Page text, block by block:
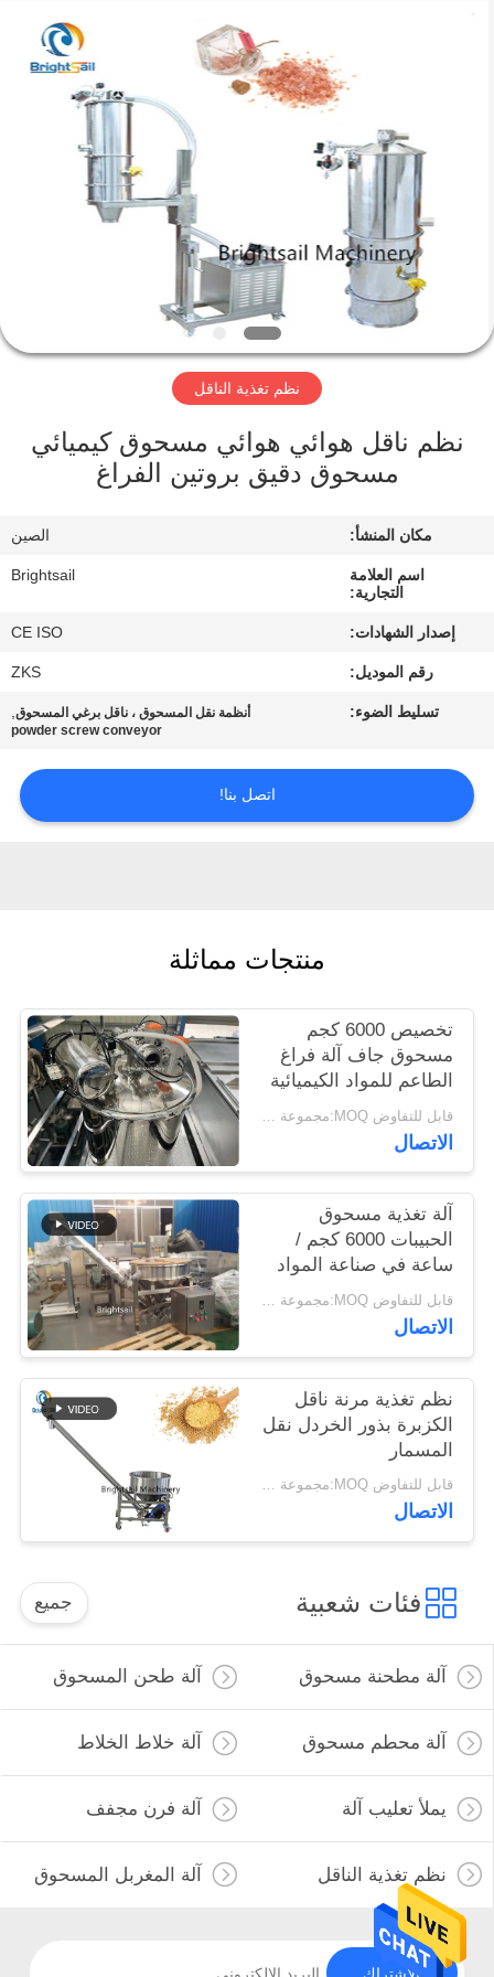
الرئيسية
منتجات
أشرطة
فيديو
عنا
المعمل
مراقبة
الجودة
اتصل
بنا
خريطة
الموقع
PRIVACY
POLICY
نظم تغذية الناقل
نظم ناقل هوائي هوائي مسحوق كيميائي
مسحوق دقيق بروتين الفراغ
مكان المنشأ: الصين
اسم العلامة
التجارية:
Brightsail
إصدار الشهادات: CE ISO
رقم الموديل: ZKS
تسليط الضوء: أنظمة نقل المسحوق ، ناقل برغي المسحوق,
powder screw conveyor
اتصل بنا!
منتجات مماثلة
تخصيص 6000 كجم
مسحوق جاف آلة فراغ
الطاعم للمواد الكيميائية
قابل للتفاوض MOQ:مجموعة واحدة
الاتصال
آلة تغذية مسحوق
الحبيبات 6000 كجم /
ساعة في صناعة المواد
الغذائية
قابل للتفاوض MOQ:مجموعة واحدة
الاتصال
نظم تغذية مرنة ناقل
الكزبرة بذور الخردل نقل
المسمار
قابل للتفاوض MOQ:مجموعة واحدة
الاتصال
فئات شعبية جميع
آلة مطحنة مسحوق آلة طحن المسحوق
آلة محطم مسحوق آلة خلاط الخلاط
يملأ تعليب آلة آلة فرن مجفف
نظم تغذية الناقل آلة المغربل المسحوق
الاشتراك